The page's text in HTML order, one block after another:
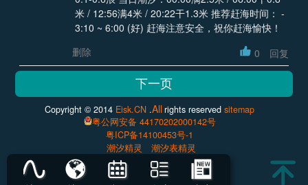
米 / 12:56满4米 / 20:22干1.3米 推荐赶海时间： -
3:10 ~ 6:00 (好) 赶海注意安全，祝你赶海愉快！
删除
0 回复
Copyright © 2014 Eisk.CN .Allrights reservedsitemap
粤公网安备 44170202000142号
粤ICP备14100453号-1
潮汐精灵
潮汐表精灵